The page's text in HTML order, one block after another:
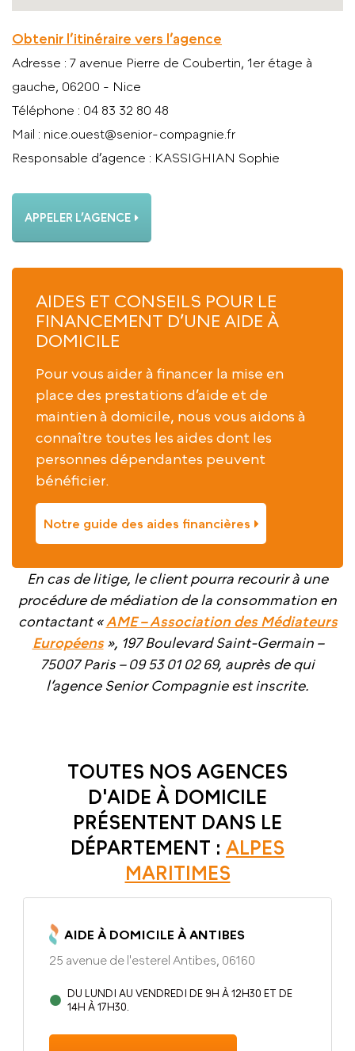
Obtenir l’itinéraire vers l’agence
Adresse : 7 avenue Pierre de Coubertin, 1er étage à
gauche, 06200 - Nice
Téléphone : 04 83 32 80 48
Mail : nice.ouest@senior-compagnie.fr
Responsable d’agence : KASSIGHIAN Sophie
APPELER L’AGENCE
AIDES ET CONSEILS POUR LE
FINANCEMENT D’UNE AIDE À
DOMICILE
Pour vous aider à financer la mise en
place des prestations d’aide et de
maintien à domicile, nous vous aidons à
connaître toutes les aides dont les
personnes dépendantes peuvent
bénéficier.
Notre guide des aides financières
En cas de litige, le client pourra recourir à une
procédure de médiation de la consommation en
contactant «AME – Association des Médiateurs
Européens», 197 Boulevard Saint-Germain –
75007 Paris – 09 53 01 02 69, auprès de qui
l’agence Senior Compagnie est inscrite.
TOUTES NOS AGENCES
D'AIDE À DOMICILE
PRÉSENTENT DANS LE
DÉPARTEMENT : ALPES
MARITIMES
AIDE À DOMICILE À ANTIBES
25 avenue de l'esterel Antibes, 06160
DU LUNDI AU VENDREDI DE 9H À 12H30 ET DE
14H À 17H30.